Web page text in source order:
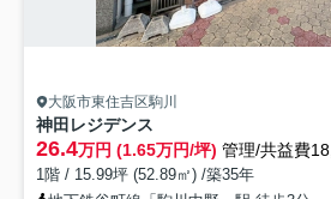
大阪市東住吉区駒川
神田レジデンス
26.4万円 (1.65万円/坪) 管理/共益費
1階 / 15.99坪 (52.89㎡) /築35年